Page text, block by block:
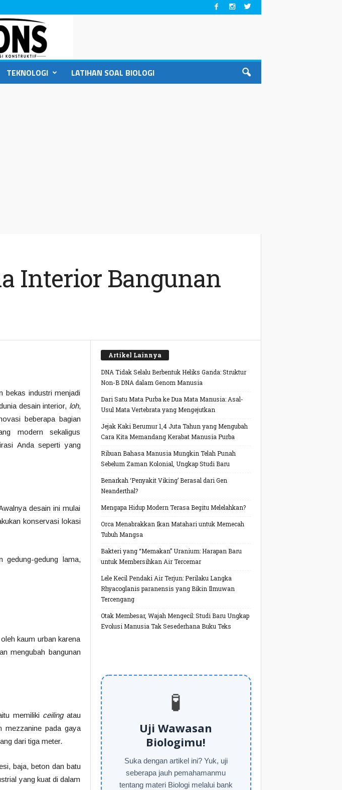
TEKNOLOGI LATIHAN SOAL BIOLOGI
Interior Bangunan
bekas industri menjadi
desain interior, loh,
beberapa bagian
modern sekaligus
Anda seperti yang
desain ini mulai
konservasi lokasi
gedung-gedung lama,
kaum urban karena
mengubah bangunan
memiliki ceilingatau
mezzanine pada gaya
dari tiga meter.
baja, beton dan batu
yang kuat di dalam
Artikel Lainnya
DNA Tidak Selalu Berbentuk Heliks Ganda: Struktur
Non-B DNA dalam Genom Manusia
Dari Satu Mata Purba ke Dua Mata Manusia: Asal-
Usul Mata Vertebrata yang Mengejutkan
Jejak Kaki Berumur 1,4 Juta Tahun yang Mengubah
Cara Kita Memandang Kerabat Manusia Purba
Ribuan Bahasa Manusia Mungkin Telah Punah
Sebelum Zaman Kolonial, Ungkap Studi Baru
Benarkah ‘Penyakit Viking’ Berasal dari Gen
Neanderthal?
Mengapa Hidup Modern Terasa Begitu Melelahkan?
Orca Menabrakkan Ikan Matahari untuk Memecah
Tubuh Mangsa
Bakteri yang “Memakan” Uranium: Harapan Baru
untuk Membersihkan Air Tercemar
Lele Kecil Pendaki Air Terjun: Perilaku Langka
Rhyacoglanis paranensis yang Bikin Ilmuwan
Tercengang
Otak Membesar, Wajah Mengecil: Studi Baru Ungkap
Evolusi Manusia Tak Sesederhana Buku Teks
🧪
Uji Wawasan
Biologimu!
Suka dengan artikel ini? Yuk, uji
seberapa jauh pemahamanmu
tentang materi Biologi melalui bank